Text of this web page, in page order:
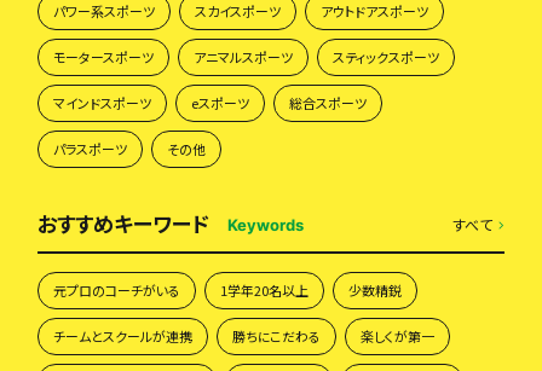
パワー系スポーツ スカイスポーツ アウトドアスポーツ
モータースポーツ アニマルスポーツ スティックスポーツ
マインドスポーツ eスポーツ 総合スポーツ
パラスポーツ その他
おすすめキーワード Keywords すべて
元プロのコーチがいる 1学年20名以上 少数精鋭
チームとスクールが連携 勝ちにこだわる 楽しくが第一